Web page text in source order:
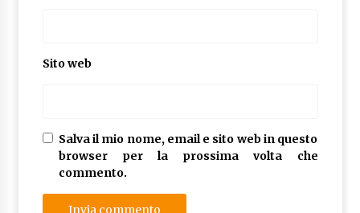
Sito web
Salva il mio nome, email e sito web in questo
browser per la prossima volta che
commento.